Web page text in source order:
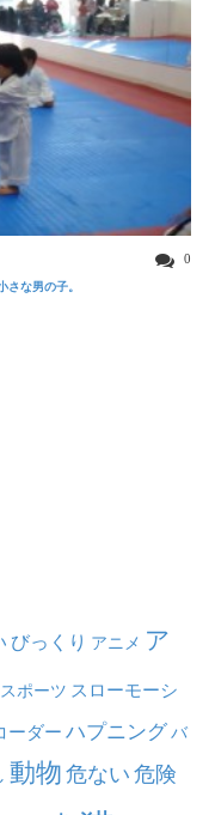
0
な男の子。
びっくり アニメ ア
スポーツ スローモーシ
ーダー ハプニング バ
動物 危ない 危険